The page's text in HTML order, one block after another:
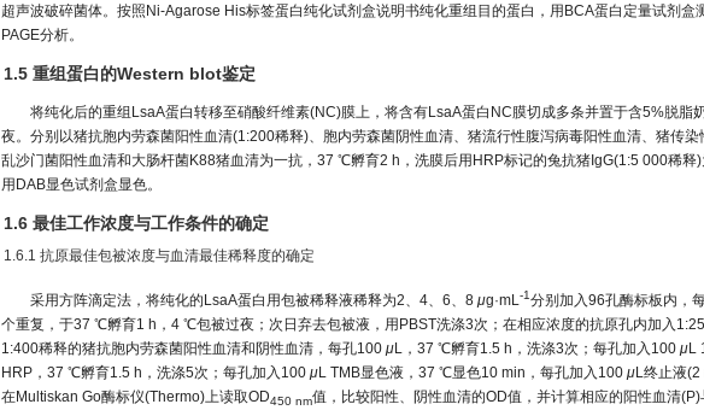
超声波破碎菌体。按照Ni-Agarose His标签蛋白纯化试剂盒说明书纯化重组目的蛋白，用BCA蛋白定量试剂盒
PAGE分析。
1.5 重组蛋白的Western blot鉴定
将纯化后的重组LsaA蛋白转移至硝酸纤维素(NC)膜上，将含有LsaA蛋白NC膜切成多条并置于含5%脱脂
夜。分别以猪抗胞内劳森菌阳性血清(1:200稀释)、胞内劳森菌阴性血清、猪流行性腹泻病毒阳性血清、猪传
乱沙门菌阳性血清和大肠杆菌K88猪血清为一抗，37 ℃孵育2 h，洗膜后用HRP标记的兔抗猪IgG(1:5 000稀
用DAB显色试剂盒显色。
1.6 最佳工作浓度与工作条件的确定
1.6.1 抗原最佳包被浓度与血清最佳稀释度的确定
采用方阵滴定法，将纯化的LsaA蛋白用包被稀释液稀释为2、4、6、8 μg·mL-1分别加入96孔酶标板内，
个重复，于37 ℃孵育1 h，4 ℃包被过夜；次日弃去包被液，用PBST洗涤3次；在相应浓度的抗原孔内加入
1:400稀释的猪抗胞内劳森菌阳性血清和阴性血清，每孔100 μL，37 ℃孵育1.5 h，洗涤3次；每孔加入100 μL
HRP，37 ℃孵育1.5 h，洗涤5次；每孔加入100 μL TMB显色液，37 ℃显色10 min，每孔加入100 μL终止液(2
在Multiskan Go酶标仪(Thermo)上读取OD450 nm值，比较阳性、阴性血清的OD值，并计算相应的阳性血清